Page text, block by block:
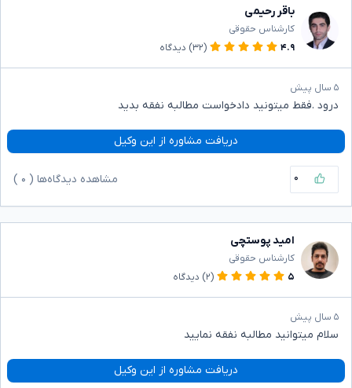
باقر رحیمی
کارشناس حقوقی
۴.۹
(۳۲) دیدگاه
۵ سال پیش
درود .فقط میتونید دادخواست مطالبه نفقه بدید
دریافت مشاوره از این وکیل
۰ مشاهده دیدگاه‌ها ( ۰
امید پوستچی
کارشناس حقوقی
۵
(۲) دیدگاه
۵ سال پیش
سلام میتوانید مطالبه نفقه نمایید
دریافت مشاوره از این وکیل